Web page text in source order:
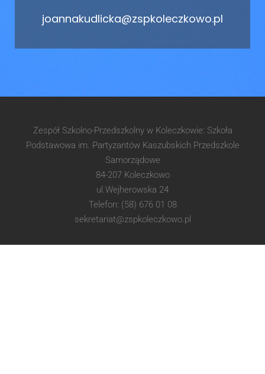
joannakudlicka@zspkoleczkowo.pl
Zespół Szkolno-Przedszkolny w Koleczkowie: Szkoła
Podstawowa im. Partyzantów Kaszubskich Przedszkole
Samorządowe
84-207 Koleczkowo
ul.Wejherowska 24
Telefon: (58) 676 01 08
sekretariat@zspkoleczkowo.pl